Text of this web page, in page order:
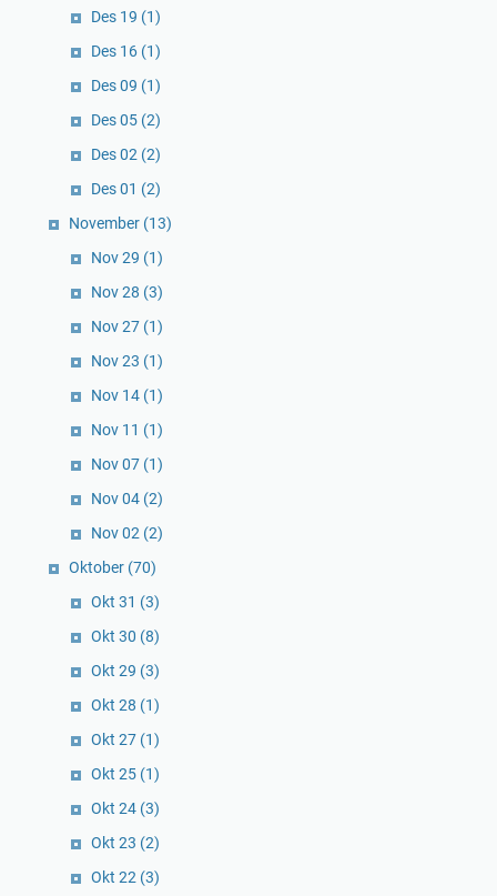
Des 19 (1)
Des 16 (1)
Des 09 (1)
Des 05 (2)
Des 02 (2)
Des 01 (2)
November (13)
Nov 29 (1)
Nov 28 (3)
Nov 27 (1)
Nov 23 (1)
Nov 14 (1)
Nov 11 (1)
Nov 07 (1)
Nov 04 (2)
Nov 02 (2)
Oktober (70)
Okt 31 (3)
Okt 30 (8)
Okt 29 (3)
Okt 28 (1)
Okt 27 (1)
Okt 25 (1)
Okt 24 (3)
Okt 23 (2)
Okt 22 (3)